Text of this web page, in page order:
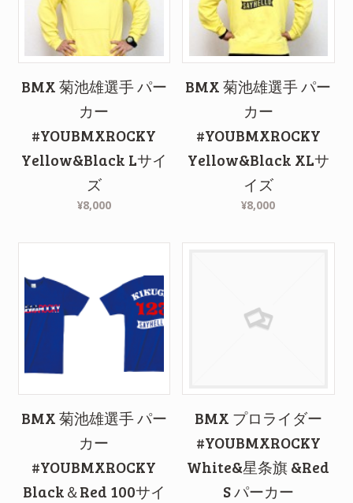
BMX 菊池雄選手 パー
カー
#YOUBMXROCKY
Yellow&Black Lサイ
ズ
¥8,000
BMX 菊池雄選手 パー
カー
#YOUBMXROCKY
Yellow&Black XLサ
イズ
¥8,000
BMX 菊池雄選手 パー
カー
#YOUBMXROCKY
Black＆Red 100サイ
BMX プロライダー
#YOUBMXROCKY
White&星条旗 &Red
S パーカー